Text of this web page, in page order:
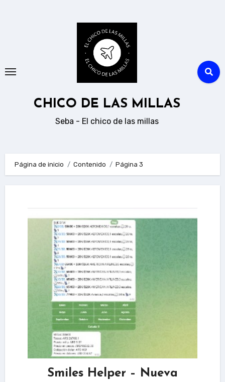
CHICO DE LAS MILLAS
Seba - El chico de las millas
Página de inicio Contenido Página 3
Smiles Helper – Nueva